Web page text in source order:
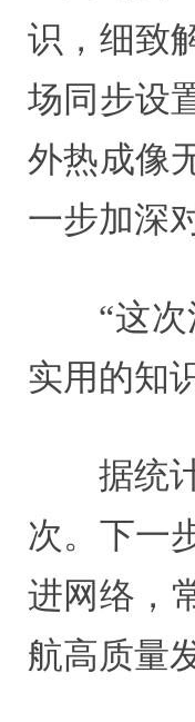
识，细致
场同步设
外热成像
一步加深
“这
实用的知
据统
次。下一
进网络，
航高质量